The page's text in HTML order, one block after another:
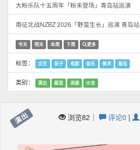
大粉乐队十五周年「粉末登场」青岛站巡演
南征北战NZBZ 2026「野蛮生长」巡演 青岛站
今天 明天 本周 下周 更多
标签： 文艺 亲子 电影 音乐 美术 报名
类别： 演出 展览 讲座 沙龙
演出 浏览82｜ 评论0 |